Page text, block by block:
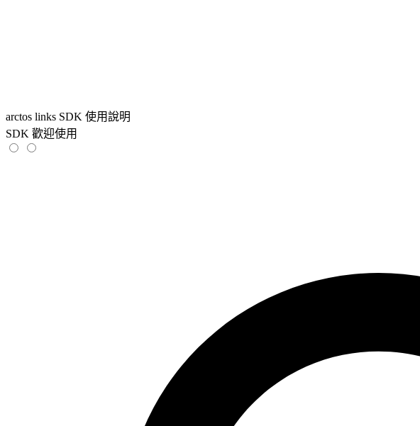
arctos links SDK 使用說明
SDK 歡迎使用